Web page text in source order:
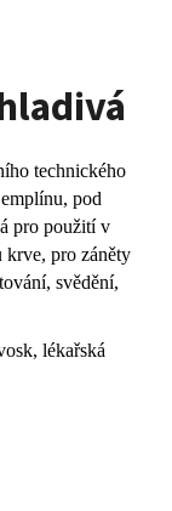
technického
pod
pro použití v
krve, pro záněty
svědění,
lékařská